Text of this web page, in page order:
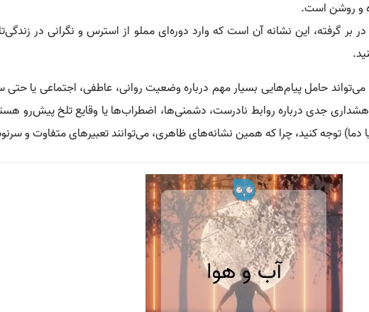
و روشن است.
گرفته، این نشانه آن است که وارد دوره‌ای مملو از استرس و نگرانی در
حامل پیام‌هایی بسیار مهم درباره وضعیت روانی، عاطفی، اجتماعی یا حتی
جدی درباره روابط نادرست، دشمنی‌ها، اضطراب‌ها یا وقایع تلخ پیش‌رو
دما) توجه کنید، چرا که همین نشانه‌های ظاهری، می‌توانند تعبیرهای متفاوت و